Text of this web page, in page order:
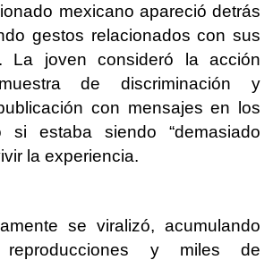
mexicano apareció detrás
gestos relacionados con sus
La joven consideró la acción
de discriminación y
con mensajes en los
si estaba siendo “demasiado
la experiencia.
se viralizó, acumulando
y miles de